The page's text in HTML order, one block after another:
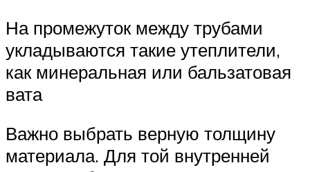
На промежуток между трубами
укладываются такие утеплители,
как минеральная или бальзатовая
вата
Важно выбрать верную толщину
материала. Для той внутренней